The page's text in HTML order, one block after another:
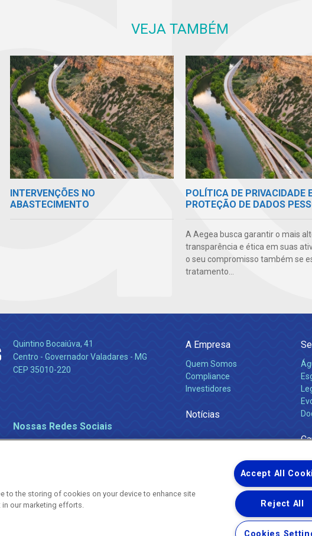
VEJA TAMBÉM
INTERVENÇÕES NO
ABASTECIMENTO
POLÍTICA DE PRIVACIDADE
PROTEÇÃO DE DADOS
A Aegea busca garantir o mais
transparência e ética em suas
o seu compromisso também se
tratamento...
Quintino Bocaiúva, 41
Centro - Governador Valadares - MG
CEP 35010-220
Nossas Redes Sociais
A Empresa
Quem Somos
Compliance
Investidores
Notícias
Copyright ® 2026 - Todos os Direitos Reservados.
to the storing of cookies on your device to enhance site
our marketing efforts.
Accept All
Reject All
Cookies